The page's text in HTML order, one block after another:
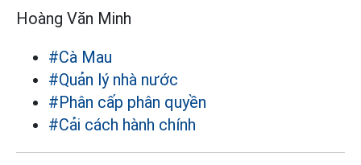
Hoàng Văn Minh
#Cà Mau
#Quản lý nhà nước
#Phân cấp phân quyền
#Cải cách hành chính